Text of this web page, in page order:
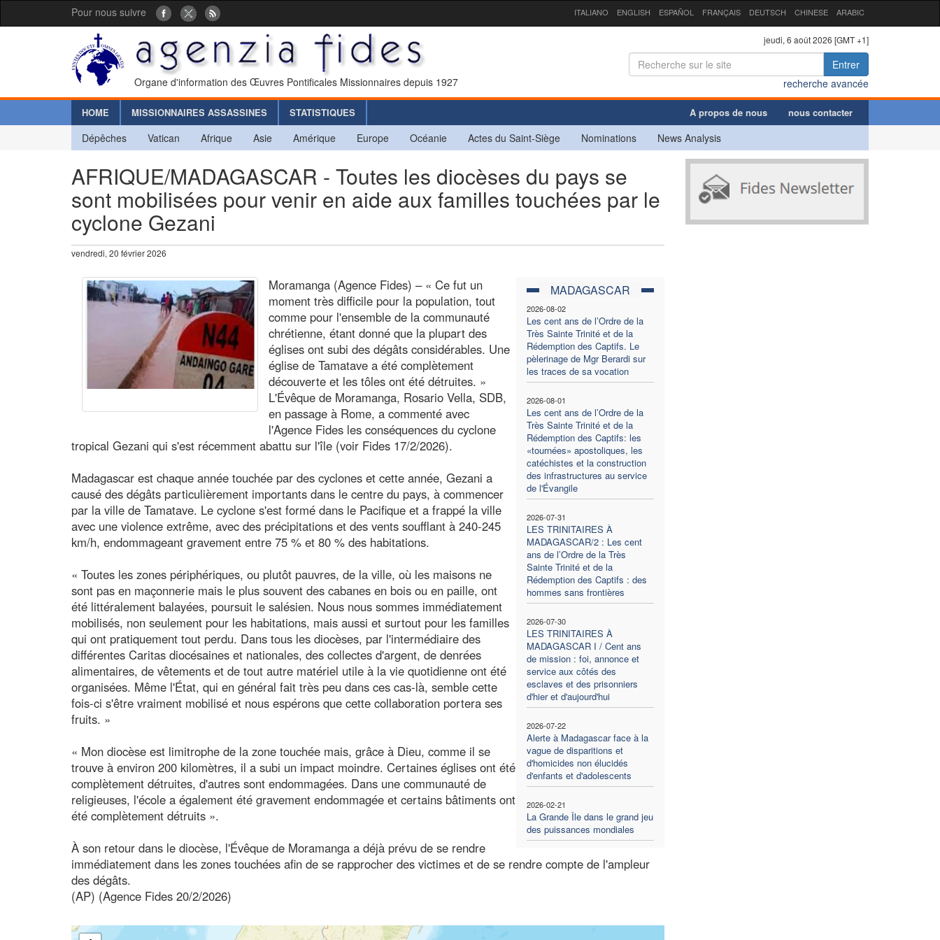
Pour nous suivre ITALIANO ENGLISH ESPAÑOL FRANÇAIS DEUTSCH CHINESE ARABIC
Organe d'information des Œuvres Pontificales Missionnaires depuis 1927
jeudi, 6 août 2026 [GMT +1]
Entrer
recherche avancée
HOME MISSIONNAIRES ASSASSINES STATISTIQUES A propos de nous nous contacter
Dépêches Vatican Afrique Asie Amérique Europe Océanie Actes du Saint-Siège Nominations News Analysis
AFRIQUE/MADAGASCAR - Toutes les diocèses du pays se
sont mobilisées pour venir en aide aux familles touchées par le
cyclone Gezani
vendredi, 20 février 2026
MADAGASCAR
2026-08-02
Les cent ans de l’Ordre de la
Très Sainte Trinité et de la
Rédemption des Captifs. Le
pèlerinage de Mgr Berardi sur
les traces de sa vocation
2026-08-01
Les cent ans de l’Ordre de la
Très Sainte Trinité et de la
Rédemption des Captifs: les
«tournées» apostoliques, les
catéchistes et la construction
des infrastructures au service
de l'Évangile
2026-07-31
LES TRINITAIRES À
MADAGASCAR/2 : Les cent
ans de l’Ordre de la Très
Sainte Trinité et de la
Rédemption des Captifs : des
hommes sans frontières
2026-07-30
LES TRINITAIRES À
MADAGASCAR I / Cent ans
de mission : foi, annonce et
service aux côtés des
esclaves et des prisonniers
d'hier et d'aujourd'hui
2026-07-22
Alerte à Madagascar face à la
vague de disparitions et
d'homicides non élucidés
d'enfants et d'adolescents
2026-02-21
La Grande Île dans le grand jeu
des puissances mondiales
Moramanga (Agence Fides) – « Ce fut un
moment très difficile pour la population, tout
comme pour l'ensemble de la communauté
chrétienne, étant donné que la plupart des
églises ont subi des dégâts considérables. Une
église de Tamatave a été complètement
découverte et les tôles ont été détruites. »
L'Évêque de Moramanga, Rosario Vella, SDB,
en passage à Rome, a commenté avec
l'Agence Fides les conséquences du cyclone
tropical Gezani qui s'est récemment abattu sur l'île (voir Fides 17/2/2026).
Madagascar est chaque année touchée par des cyclones et cette année, Gezani a
causé des dégâts particulièrement importants dans le centre du pays, à commencer
par la ville de Tamatave. Le cyclone s'est formé dans le Pacifique et a frappé la ville
avec une violence extrême, avec des précipitations et des vents soufflant à 240-245
km/h, endommageant gravement entre 75 % et 80 % des habitations.
« Toutes les zones périphériques, ou plutôt pauvres, de la ville, où les maisons ne
sont pas en maçonnerie mais le plus souvent des cabanes en bois ou en paille, ont
été littéralement balayées, poursuit le salésien. Nous nous sommes immédiatement
mobilisés, non seulement pour les habitations, mais aussi et surtout pour les familles
qui ont pratiquement tout perdu. Dans tous les diocèses, par l'intermédiaire des
différentes Caritas diocésaines et nationales, des collectes d'argent, de denrées
alimentaires, de vêtements et de tout autre matériel utile à la vie quotidienne ont été
organisées. Même l'État, qui en général fait très peu dans ces cas-là, semble cette
fois-ci s'être vraiment mobilisé et nous espérons que cette collaboration portera ses
fruits. »
« Mon diocèse est limitrophe de la zone touchée mais, grâce à Dieu, comme il se
trouve à environ 200 kilomètres, il a subi un impact moindre. Certaines églises ont été
complètement détruites, d'autres sont endommagées. Dans une communauté de
religieuses, l'école a également été gravement endommagée et certains bâtiments ont
été complètement détruits ».
À son retour dans le diocèse, l'Évêque de Moramanga a déjà prévu de se rendre
immédiatement dans les zones touchées afin de se rapprocher des victimes et de se rendre compte de l'ampleur
des dégâts.
(AP) (Agence Fides 20/2/2026)